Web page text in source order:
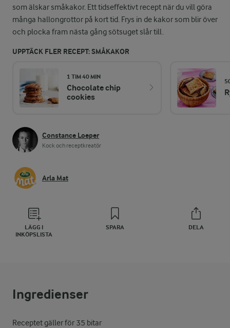
som älskar småkakor. Ett tidseffektivt recept när du vill göra
många hallongrottor på kort tid. Frys in de kakor som blir över
och plocka fram nästa gång sötsuget slår till.
UPPTÄCK FLER RECEPT: SMÅKAKOR
1 TIM 40 MIN
Chocolate chip
cookies
Constance Loeper
Kock och receptkreatör
Arla Mat
LÄGG I
INKÖPSLISTA
SPARA DELA
Ingredienser
Receptet gäller för 35 bitar